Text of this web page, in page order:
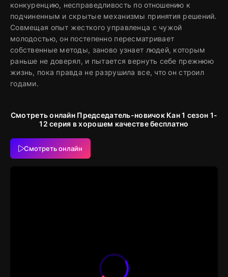
конкуренцию, несправедливость по отношению к
подчиненным и скрытые механизмы принятия решений.
Совмещая опыт жесткого управленца с чужой
молодостью, он постепенно пересматривает
собственные методы, заново узнает людей, которым
раньше не доверял, и пытается вернуть себе прежнюю
жизнь, пока правда не разрушила все, что он строил
годами.
Смотреть онлайн Председатель-новичок Кан 1 сезон 1-
12 серия в хорошем качестве бесплатно
Смотреть онлайн